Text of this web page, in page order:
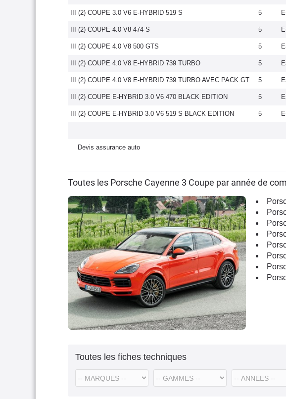
III (2) COUPE 3.0 V6 E-HYBRID 519 S 5
III (2) COUPE 4.0 V8 474 S 5
III (2) COUPE 4.0 V8 500 GTS 5
III (2) COUPE 4.0 V8 E-HYBRID 739 TURBO 5
III (2) COUPE 4.0 V8 E-HYBRID 739 TURBO AVEC PACK GT 5
III (2) COUPE E-HYBRID 3.0 V6 470 BLACK EDITION 5
III (2) COUPE E-HYBRID 3.0 V6 519 S BLACK EDITION 5
Devis assurance auto
Toutes les Porsche Cayenne 3 Coupe par année de
Toutes les fiches techniques